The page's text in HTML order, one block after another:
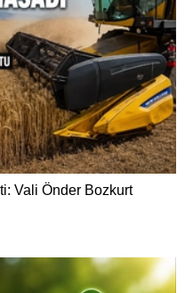
Vali Önder Bozkurt